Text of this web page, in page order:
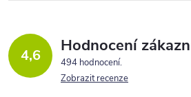
a
c 4,6 Hodnocení
494 hodnocení
Zobrazit recenze